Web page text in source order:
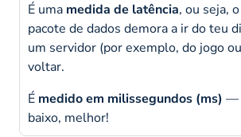
É uma medida de latência, ou seja,
pacote de dados demora a ir do teu
um servidor (por exemplo, do jogo
voltar.
É medido em milissegundos (ms) —
baixo, melhor!